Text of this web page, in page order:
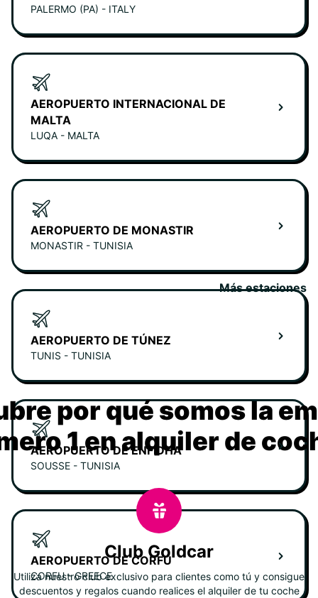
PALERMO (PA) - ITALY
AEROPUERTO INTERNACIONAL DE
MALTA
LUQA - MALTA
AEROPUERTO DE MONASTIR
MONASTIR - TUNISIA
AEROPUERTO DE TÚNEZ
TUNIS - TUNISIA
AEROPUERTO DE ENFIDHA
SOUSSE - TUNISIA
AEROPUERTO DE CORFÚ
CORFU - GREECE
Más estaciones
por qué somos la
1 en alquiler de
Club Goldcar
Utiliza nuestro club exclusivo para clientes como tú y consigue
descuentos y regalos cuando realices el alquiler de tu coche